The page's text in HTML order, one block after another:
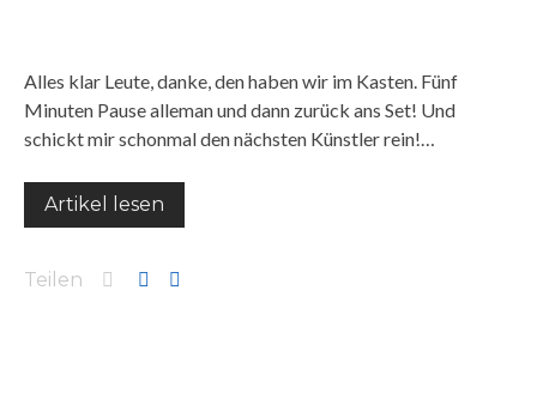
Alles klar Leute, danke, den haben wir im Kasten. Fünf
Minuten Pause alleman und dann zurück ans Set! Und
schickt mir schonmal den nächsten Künstler rein!…
Artikel lesen
Teilen